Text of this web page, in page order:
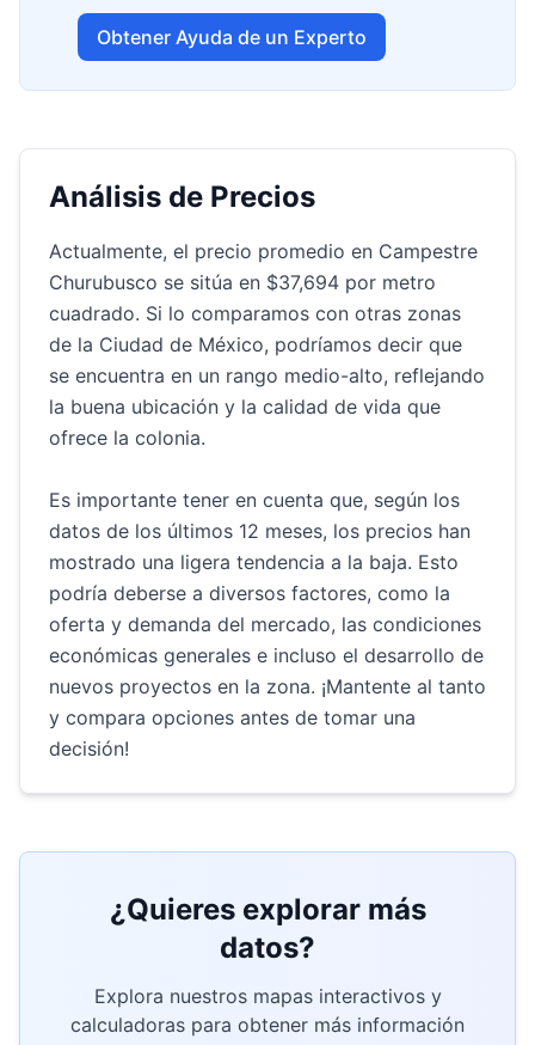
Obtener Ayuda de un Experto
Análisis de Precios
Actualmente, el precio promedio en Campestre
Churubusco se sitúa en $37,694 por metro
cuadrado. Si lo comparamos con otras zonas
de la Ciudad de México, podríamos decir que
se encuentra en un rango medio-alto, reflejando
la buena ubicación y la calidad de vida que
ofrece la colonia.
Es importante tener en cuenta que, según los
datos de los últimos 12 meses, los precios han
mostrado una ligera tendencia a la baja. Esto
podría deberse a diversos factores, como la
oferta y demanda del mercado, las condiciones
económicas generales e incluso el desarrollo de
nuevos proyectos en la zona. ¡Mantente al tanto
y compara opciones antes de tomar una
decisión!
¿Quieres explorar más
datos?
Explora nuestros mapas interactivos y
calculadoras para obtener más información